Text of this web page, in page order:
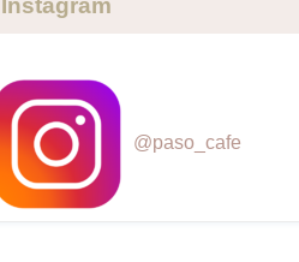
Instagram
@paso_cafe